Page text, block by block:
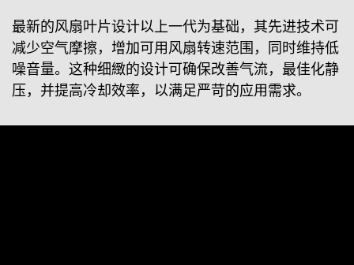
最新的风扇叶片设计以上一代为基础，其先进技术可
减少空气摩擦，增加可用风扇转速范围，同时维持低
噪音量。这种细緻的设计可确保改善气流，最佳化静
压，并提高冷却效率，以满足严苛的应用需求。